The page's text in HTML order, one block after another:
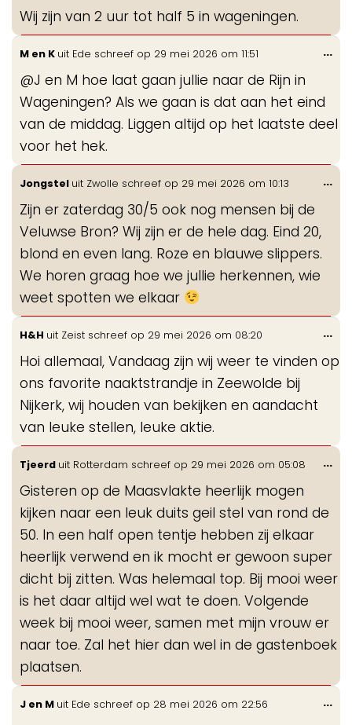
Wij zijn van 2 uur tot half 5 in wageningen.
M en K uit Ede schreef op 29 mei 2026 om 11:51
@J en M hoe laat gaan jullie naar de Rijn in
Wageningen? Als we gaan is dat aan het eind
van de middag. Liggen altijd op het laatste deel
voor het hek.
...
Jongstel uit Zwolle schreef op 29 mei 2026 om 10:13
Zijn er zaterdag 30/5 ook nog mensen bij de
Veluwse Bron? Wij zijn er de hele dag. Eind 20,
blond en even lang. Roze en blauwe slippers.
We horen graag hoe we jullie herkennen, wie
weet spotten we elkaar
...
H&H uit Zeist schreef op 29 mei 2026 om 08:20
Hoi allemaal, Vandaag zijn wij weer te vinden op
ons favorite naaktstrandje in Zeewolde bij
Nijkerk, wij houden van bekijken en aandacht
van leuke stellen, leuke aktie.
...
Tjeerd uit Rotterdam schreef op 29 mei 2026 om 05:08
Gisteren op de Maasvlakte heerlijk mogen
kijken naar een leuk duits geil stel van rond de
50. In een half open tentje hebben zij elkaar
heerlijk verwend en ik mocht er gewoon super
dicht bij zitten. Was helemaal top. Bij mooi weer
is het daar altijd wel wat te doen. Volgende
week bij mooi weer, samen met mijn vrouw er
naar toe. Zal het hier dan wel in de gastenboek
plaatsen.
...
J en M uit Ede schreef op 28 mei 2026 om 22:56 ...